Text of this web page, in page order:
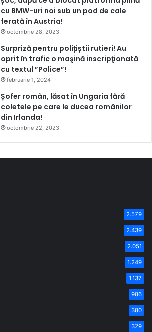
cu BMW-uri noi sub un pod de cale
ferată în Austria!
octombrie 28, 2023
Surpriză pentru polițiștii rutieri! Au
oprit în trafic o maşină inscripţionată
cu textul ”Police”!
februarie 1, 2024
Șofer român, lăsat în Ungaria fără
coletele pe care le ducea românilor
din Irlanda!
octombrie 22, 2023
2.579
2.439
2.051
1.249
1.137
986
380
329